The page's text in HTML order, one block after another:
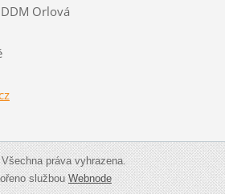
Orlová
práva vyhrazena.
službouWebnode